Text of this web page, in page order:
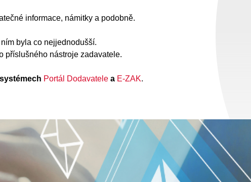
informace, námitky a podobně.
byla co nejjednodušší.
příslušného nástroje zadavatele.
Portál Dodavatele a E-ZAK.